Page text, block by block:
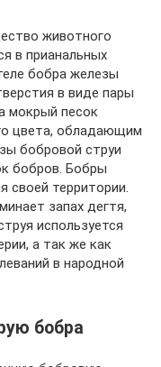
животного
в прианальных
бобра железы
в виде пары
мокрый песок
цвета, обладающим
бобровой струи
бобров. Бобры
своей территории.
запах дегтя,
используется
а так же как
в народной
бобра